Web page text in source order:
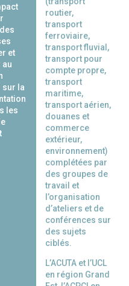
et
sur la
les
routier,
transport
ferroviaire,
transport fluvial,
transport pour
compte propre,
transport
maritime,
transport aérien,
douanes et
commerce
extérieur,
environnement)
complétées par
des groupes de
travail et
l’organisation
d’ateliers et de
conférences sur
des sujets
ciblés.
L’ACUTA et l’UCL
en région Grand